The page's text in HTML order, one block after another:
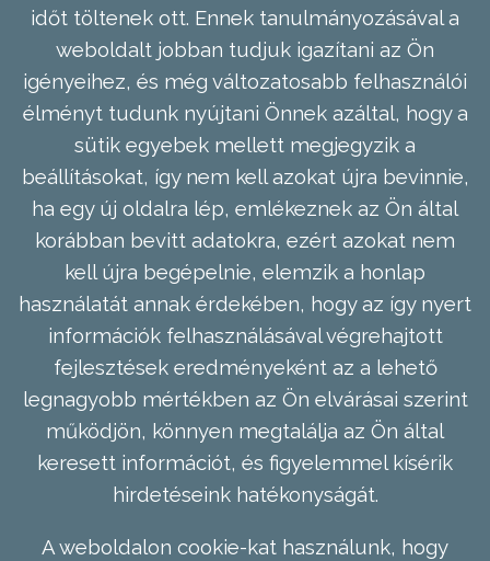
időt töltenek ott. Ennek tanulmányozásával a
weboldalt jobban tudjuk igazítani az Ön
igényeihez, és még változatosabb felhasználói
élményt tudunk nyújtani Önnek azáltal, hogy a
sütik egyebek mellett megjegyzik a
beállításokat, így nem kell azokat újra bevinnie,
ha egy új oldalra lép, emlékeznek az Ön által
korábban bevitt adatokra, ezért azokat nem
kell újra begépelnie, elemzik a honlap
használatát annak érdekében, hogy az így nyert
információk felhasználásával végrehajtott
fejlesztések eredményeként az a lehető
legnagyobb mértékben az Ön elvárásai szerint
működjön, könnyen megtalálja az Ön által
keresett információt, és figyelemmel kísérik
hirdetéseink hatékonyságát.
A weboldalon cookie-kat használunk, hogy